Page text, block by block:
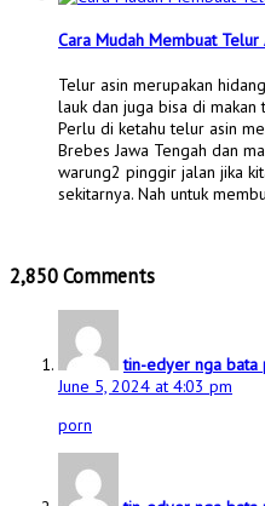
Cara Mudah Membuat Telur
Telur asin merupakan
lauk dan juga bisa di makan
Perlu di ketahu telur asin
Brebes Jawa Tengah dan
warung2 pinggir jalan jika
sekitarnya. Nah untuk
2,850 Comments
tin-edyer nga bata
June 5, 2024 at 4:03 pm
porn